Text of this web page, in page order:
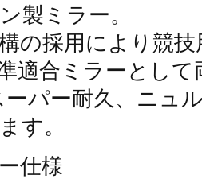
製ミラー。
の採用により競
適合ミラーとして
パー耐久、ニュ
す。
仕様